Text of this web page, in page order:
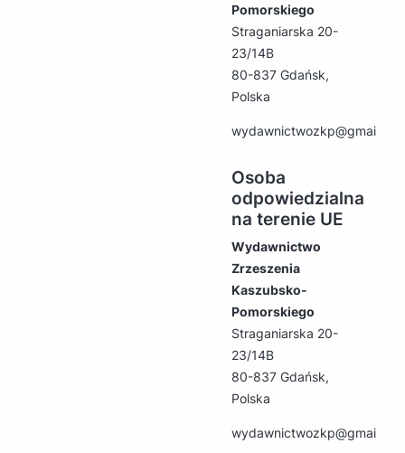
Pomorskiego
Straganiarska 20-
23/14B
80-837 Gdańsk,
Polska
Osoba
odpowiedzialna
na terenie UE
Wydawnictwo
Zrzeszenia
Kaszubsko-
Pomorskiego
Straganiarska 20-
23/14B
80-837 Gdańsk,
Polska